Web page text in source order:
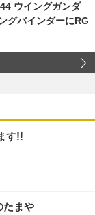
ウイングガンダ
グバインダーにRG
す!!
たまや